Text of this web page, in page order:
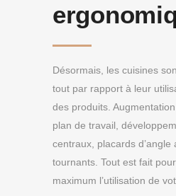
Désormais, les cuisines
tout par rapport à leur
des produits.
plan de travail,
centraux, placards d’angle
tournants. Tout est fait
maximum l’utilisation de